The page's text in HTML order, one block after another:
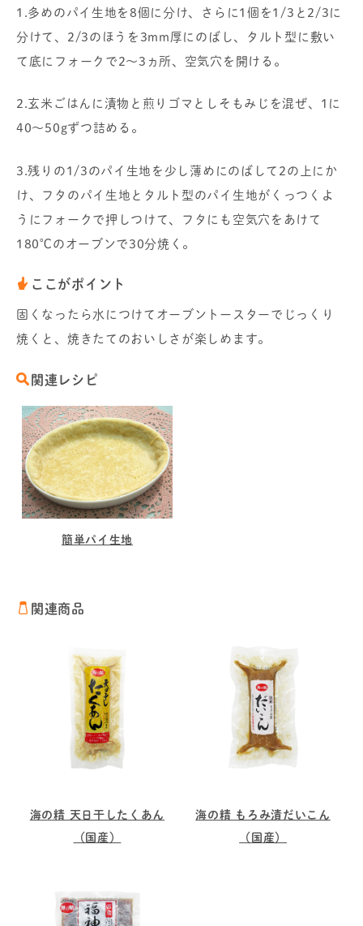
1.多めのパイ生地を8個に分け、さらに1個を1/3と2/3に
分けて、2/3のほうを3mm厚にのばし、タルト型に敷い
て底にフォークで2～3ヵ所、空気穴を開ける。
2.玄米ごはんに漬物と煎りゴマとしそもみじを混ぜ、1に
40～50gずつ詰める。
3.残りの1/3のパイ生地を少し薄めにのばして2の上にか
け、フタのパイ生地とタルト型のパイ生地がくっつくよ
うにフォークで押しつけて、フタにも空気穴をあけて
180℃のオーブンで30分焼く。
ここがポイント
固くなったら水につけてオーブントースターでじっくり
焼くと、焼きたてのおいしさが楽しめます。
関連レシピ
簡単パイ生地
関連商品
海の精 天日干したくあん
（国産）
海の精 もろみ漬だいこん
（国産）